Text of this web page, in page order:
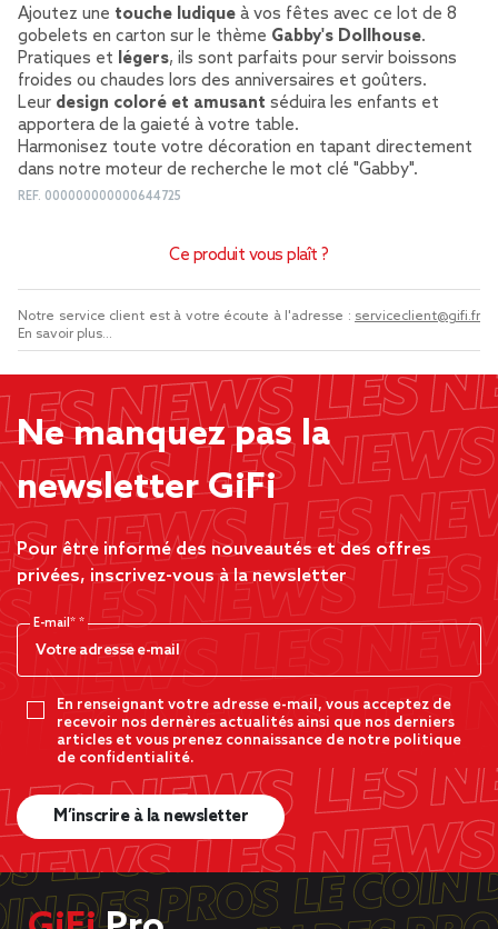
Ajoutez une touche ludique à vos fêtes avec ce lot de 8
gobelets en carton sur le thème Gabby's Dollhouse.
Pratiques et légers, ils sont parfaits pour servir boissons
froides ou chaudes lors des anniversaires et goûters.
Leur design coloré et amusant séduira les enfants et
apportera de la gaieté à votre table.
Harmonisez toute votre décoration en tapant directement
dans notre moteur de recherche le mot clé "Gabby".
REF. 000000000000644725
Ce produit vous plaît ?
Notre service client est à votre écoute à l'adresse : serviceclient@gifi.fr
En savoir plus...
Ne manquez pas la
newsletter GiFi
Pour être informé des nouveautés et des offres
privées, inscrivez-vous à la newsletter
E-mail*
En renseignant votre adresse e-mail, vous acceptez de
recevoir nos dernères actualités ainsi que nos derniers
articles et vous prenez connaissance de notre politique
de confidentialité.
M’inscrire à la newsletter